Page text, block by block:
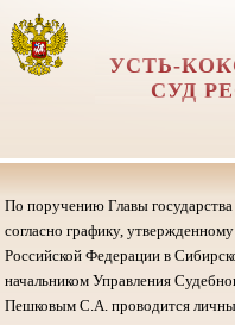
УСТЬ-
СУД
По поручению Главы
согласно графику,
Российской Федерации в
начальником Управления
Пешковым С.А. проводится